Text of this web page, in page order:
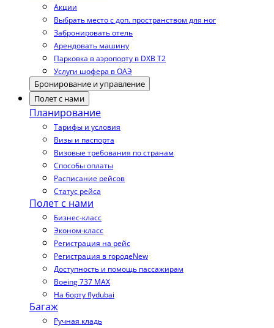
Акции
Выбрать место с доп. пространством для ног
Забронировать отель
Арендовать машину
Парковка в аэропорту в DXB T2
Услуги шофера в ОАЭ
Бронирование и управление
Полет с нами
Планирование
Тарифы и условия
Визы и паспорта
Визовые требования по странам
Способы оплаты
Расписание рейсов
Статус рейса
Полет с нами
Бизнес-класс
Эконом-класс
Регистрация на рейс
Регистрация в городеNew
Доступность и помощь пассажирам
Boeing 737 MAX
На борту flydubai
Багаж
Ручная кладь